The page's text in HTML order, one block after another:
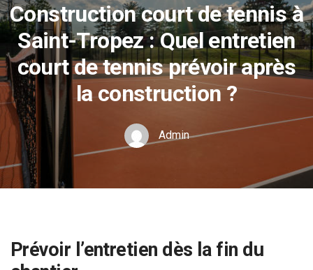
Construction court de tennis à
Saint-Tropez : Quel entretien
court de tennis prévoir après
la construction ?
Admin
Prévoir l’entretien dès la fin du